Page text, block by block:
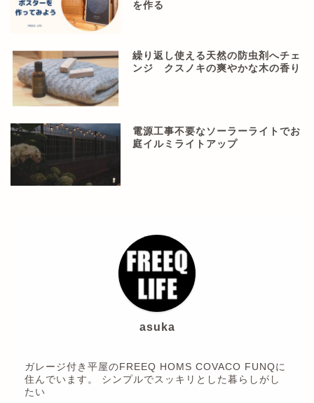
を作る
繰り返し使える天然の防虫剤へチェ
ンジ クスノキの爽やかな木の香り
電源工事不要なソーラーライトでお
庭イルミライトアップ
asuka
ガレージ付き平屋のFREEQ HOMS COVACO FUNQに
住んでいます。 シンプルでスッキリとした暮らしがし
たい